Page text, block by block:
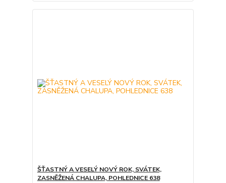
ŠŤASTNÝ A VESELÝ NOVÝ ROK, SVÁTEK,
ZASNĚŽENÁ CHALUPA, POHLEDNICE 638